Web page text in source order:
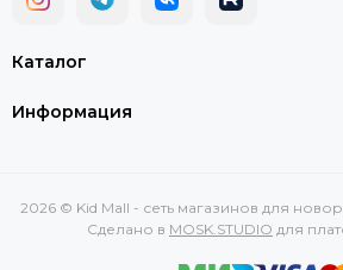
Каталог
Информация
2026 © Kid Mall - сеть магазинов для
Сделано в MOSK.STUDIO для